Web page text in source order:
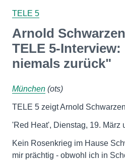
TELE 5
Arnold
TELE 5-
niemals zurück"
München (ots)
TELE 5 zeigt Arnold
'Red Heat', Dienstag, 19. März
Kein Rosenkrieg im Hause
mir prächtig - obwohl ich in